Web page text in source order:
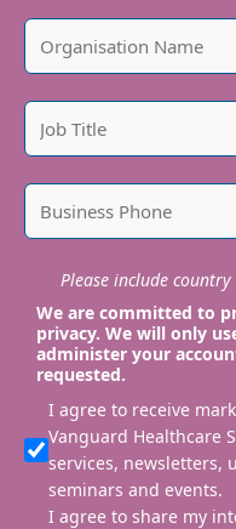
Please include
We are committed to
privacy. We will only
administer your
requested.
I agree to receive
Vanguard Healthcare
services, newsletters,
seminars and events.
I agree to share my